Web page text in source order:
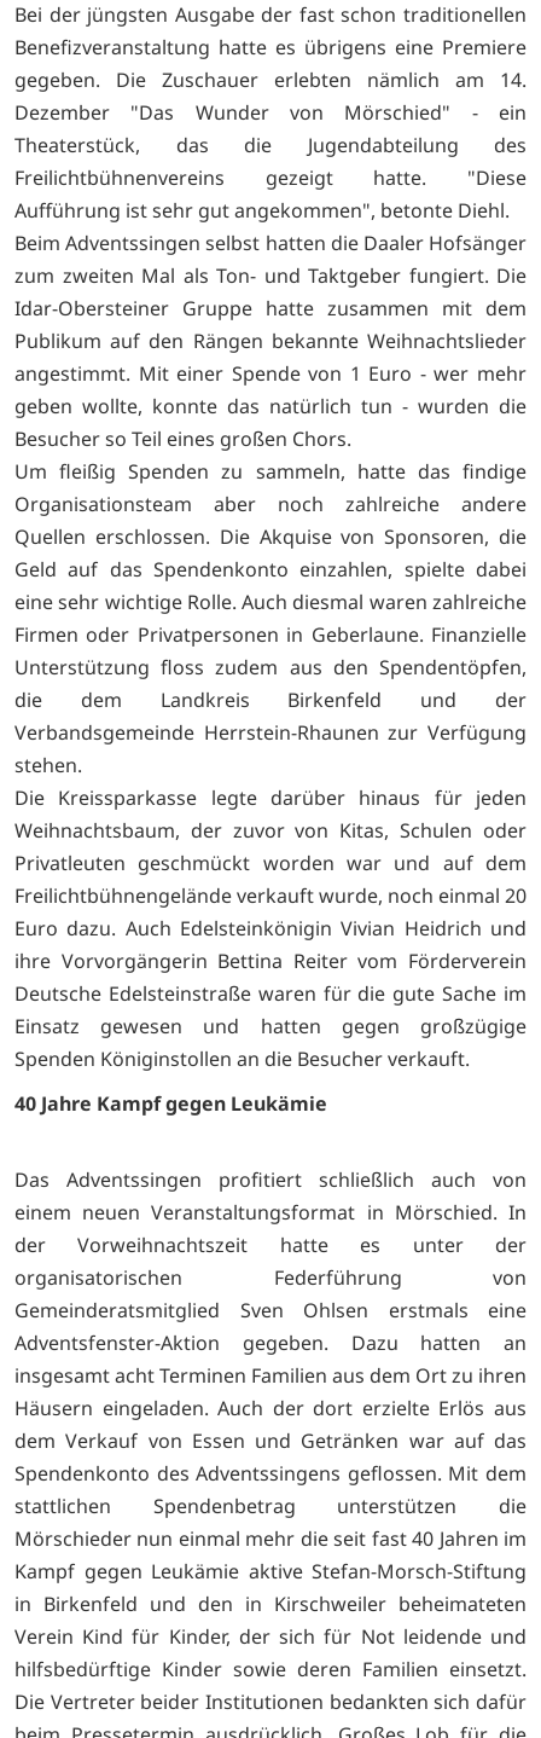
Bei der jüngsten Ausgabe der fast schon traditionellen
Benefizveranstaltung hatte es übrigens eine Premiere
gegeben. Die Zuschauer erlebten nämlich am 14.
Dezember "Das Wunder von Mörschied" - ein
Theaterstück, das die Jugendabteilung des
Freilichtbühnenvereins gezeigt hatte. "Diese
Aufführung ist sehr gut angekommen", betonte Diehl.
Beim Adventssingen selbst hatten die Daaler Hofsänger
zum zweiten Mal als Ton- und Taktgeber fungiert. Die
Idar-Obersteiner Gruppe hatte zusammen mit dem
Publikum auf den Rängen bekannte Weihnachtslieder
angestimmt. Mit einer Spende von 1 Euro - wer mehr
geben wollte, konnte das natürlich tun - wurden die
Besucher so Teil eines großen Chors.
Um fleißig Spenden zu sammeln, hatte das findige
Organisationsteam aber noch zahlreiche andere
Quellen erschlossen. Die Akquise von Sponsoren, die
Geld auf das Spendenkonto einzahlen, spielte dabei
eine sehr wichtige Rolle. Auch diesmal waren zahlreiche
Firmen oder Privatpersonen in Geberlaune. Finanzielle
Unterstützung floss zudem aus den Spendentöpfen,
die dem Landkreis Birkenfeld und der
Verbandsgemeinde Herrstein-Rhaunen zur Verfügung
stehen.
Die Kreissparkasse legte darüber hinaus für jeden
Weihnachtsbaum, der zuvor von Kitas, Schulen oder
Privatleuten geschmückt worden war und auf dem
Freilichtbühnengelände verkauft wurde, noch einmal 20
Euro dazu. Auch Edelsteinkönigin Vivian Heidrich und
ihre Vorvorgängerin Bettina Reiter vom Förderverein
Deutsche Edelsteinstraße waren für die gute Sache im
Einsatz gewesen und hatten gegen großzügige
Spenden Königinstollen an die Besucher verkauft.
40 Jahre Kampf gegen Leukämie
Das Adventssingen profitiert schließlich auch von
einem neuen Veranstaltungsformat in Mörschied. In
der Vorweihnachtszeit hatte es unter der
organisatorischen Federführung von
Gemeinderatsmitglied Sven Ohlsen erstmals eine
Adventsfenster-Aktion gegeben. Dazu hatten an
insgesamt acht Terminen Familien aus dem Ort zu ihren
Häusern eingeladen. Auch der dort erzielte Erlös aus
dem Verkauf von Essen und Getränken war auf das
Spendenkonto des Adventssingens geflossen. Mit dem
stattlichen Spendenbetrag unterstützen die
Mörschieder nun einmal mehr die seit fast 40 Jahren im
Kampf gegen Leukämie aktive Stefan-Morsch-Stiftung
in Birkenfeld und den in Kirschweiler beheimateten
Verein Kind für Kinder, der sich für Not leidende und
hilfsbedürftige Kinder sowie deren Familien einsetzt.
Die Vertreter beider Institutionen bedankten sich dafür